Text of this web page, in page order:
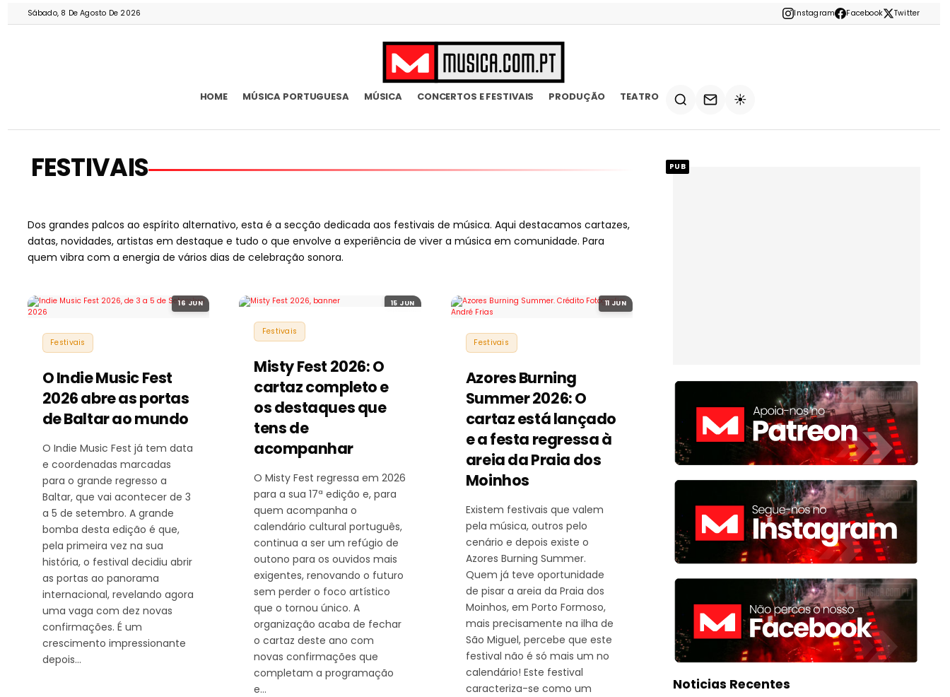
Sábado, 8 De Agosto De 2026 Instagram Facebook Twitter
HOME MÚSICA PORTUGUESA MÚSICA CONCERTOS E FESTIVAIS PRODUÇÃO TEATRO ☀️
FESTIVAIS
Dos grandes palcos ao espírito alternativo, esta é a secção dedicada aos festivais de música. Aqui destacamos cartazes,
datas, novidades, artistas em destaque e tudo o que envolve a experiência de viver a música em comunidade. Para
quem vibra com a energia de vários dias de celebração sonora.
16 JUN
Festivais
O Indie Music Fest
2026 abre as portas
de Baltar ao mundo
O Indie Music Fest já tem data
e coordenadas marcadas
para o grande regresso a
Baltar, que vai acontecer de 3
a 5 de setembro. A grande
bomba desta edição é que,
pela primeira vez na sua
história, o festival decidiu abrir
as portas ao panorama
internacional, revelando agora
uma vaga com dez novas
confirmações. É um
crescimento impressionante
depois…
15 JUN
Festivais
Misty Fest 2026: O
cartaz completo e
os destaques que
tens de
acompanhar
O Misty Fest regressa em 2026
para a sua 17ª edição e, para
quem acompanha o
calendário cultural português,
continua a ser um refúgio de
outono para os ouvidos mais
exigentes, renovando o futuro
sem perder o foco artístico
que o tornou único. A
organização acaba de fechar
o cartaz deste ano com
novas confirmações que
completam a programação
e…
11 JUN
Festivais
Azores Burning
Summer 2026: O
cartaz está lançado
e a festa regressa à
areia da Praia dos
Moinhos
Existem festivais que valem
pela música, outros pelo
cenário e depois existe o
Azores Burning Summer.
Quem já teve oportunidade
de pisar a areia da Praia dos
Moinhos, em Porto Formoso,
mais precisamente na ilha de
São Miguel, percebe que este
festival não é só mais um no
calendário! Este festival
caracteriza-se como um
PUB
Noticias Recentes